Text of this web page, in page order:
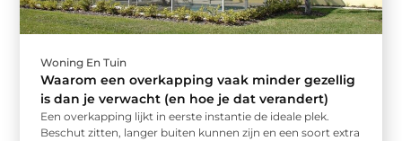
Woning En Tuin
Waarom een overkapping vaak minder gezellig
is dan je verwacht (en hoe je dat verandert)
Een overkapping lijkt in eerste instantie de ideale plek.
Beschut zitten, langer buiten kunnen zijn en een soort extra